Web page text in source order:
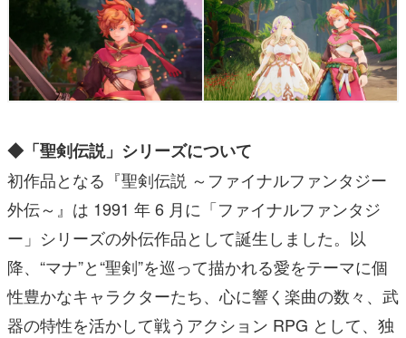
◆「聖剣伝説」シリーズについて
初作品となる『聖剣伝説 ～ファイナルファンタジー
外伝～』は 1991 年 6 月に「ファイナルファンタジ
ー」シリーズの外伝作品として誕生しました。以
降、“マナ”と“聖剣”を巡って描かれる愛をテーマに個
性豊かなキャラクターたち、心に響く楽曲の数々、武
器の特性を活かして戦うアクション RPG として、独